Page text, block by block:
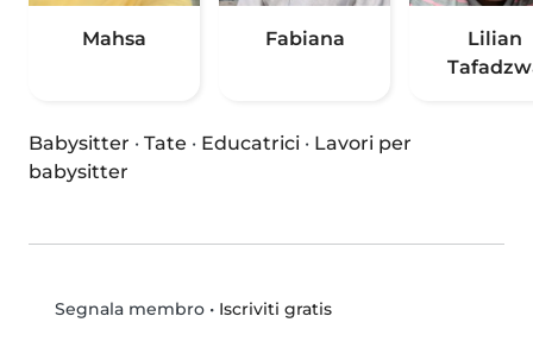
Mahsa Fabiana
Lilian
Babysitter · Tate · Educatrici · Lavori per
babysitter
Segnala membro• Iscriviti gratis